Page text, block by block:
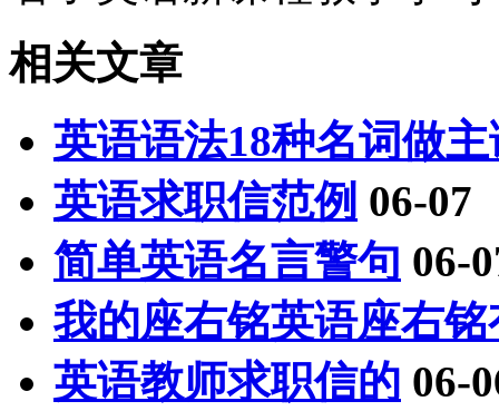
相关文章
英语语法18种名词做
英语求职信范例 06-07
简单英语名言警句 06-
我的座右铭英语座右
英语教师求职信的 06-